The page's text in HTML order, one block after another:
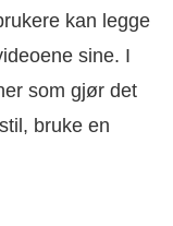
kan legge
sine. I
som gjør det
bruke en